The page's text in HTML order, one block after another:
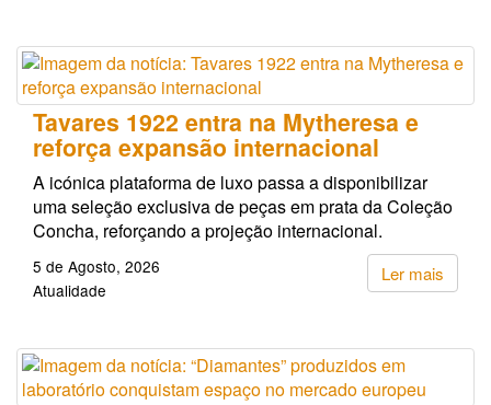
Tavares 1922 entra na Mytheresa e
reforça expansão internacional
A icónica plataforma de luxo passa a disponibilizar
uma seleção exclusiva de peças em prata da Coleção
Concha, reforçando a projeção internacional.
Ler mais
5 de Agosto, 2026
Atualidade